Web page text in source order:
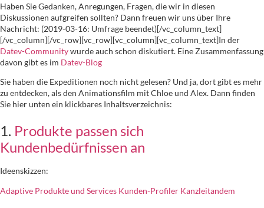
Haben Sie Gedanken, Anregungen, Fragen, die wir in diesen
Diskussionen aufgreifen sollten? Dann freuen wir uns über Ihre
Nachricht: (2019-03-16: Umfrage beendet)[/vc_column_text]
[/vc_column][/vc_row][vc_row][vc_column][vc_column_text]In der
Datev-Communitywurde auch schon diskutiert. Eine Zusammenfassung
davon gibt es im Datev-Blog
Sie haben die Expeditionen noch nicht gelesen? Und ja, dort gibt es mehr
zu entdecken, als den Animationsfilm mit Chloe und Alex. Dann finden
Sie hier unten ein klickbares Inhaltsverzeichnis:
1. Produkte passen sich
Kundenbedürfnissen an
Ideenskizzen:
Adaptive Produkte und Services Kunden-Profiler Kanzleitandem